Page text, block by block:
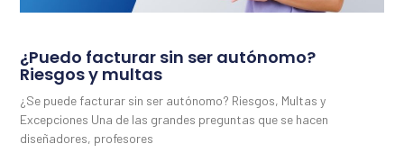
¿Puedo facturar sin ser autónomo?
Riesgos y multas
¿Se puede facturar sin ser autónomo? Riesgos, Multas y
Excepciones Una de las grandes preguntas que se hacen
diseñadores, profesores